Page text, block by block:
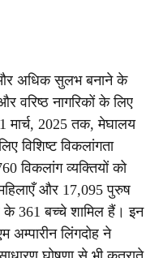
और अधिक सुलभ बनाने के
वरिष्ठ नागरिकों के लिए
मार्च, 2025 तक, मेघालय
विशिष्ट विकलांगता
विकलांग व्यक्तियों को
और 17,095 पुरुष
361 बच्चे शामिल हैं। इन
अम्पारीन लिंगदोह ने